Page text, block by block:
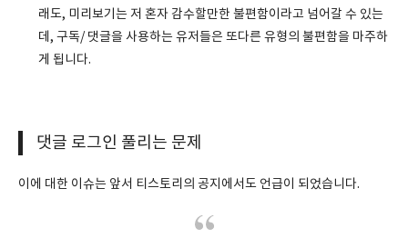
래도, 미리보기는 저 혼자 감수할만한 불편함이라고 넘어갈 수 있는
데, 구독/ 댓글을 사용하는 유저들은 또다른 유형의 불편함을 마주하
게 됩니다.
댓글 로그인 풀리는 문제
이에 대한 이슈는 앞서 티스토리의 공지에서도 언급이 되었습니다.